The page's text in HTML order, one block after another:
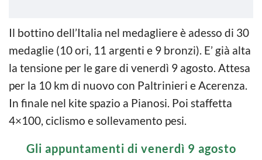
Il bottino dell’Italia nel medagliere è adesso di 30
medaglie (10 ori, 11 argenti e 9 bronzi). E’ già alta
la tensione per le gare di venerdì 9 agosto. Attesa
per la 10 km di nuovo con Paltrinieri e Acerenza.
In finale nel kite spazio a Pianosi. Poi staffetta
4×100, ciclismo e sollevamento pesi.
Gli appuntamenti di venerdì 9 agosto